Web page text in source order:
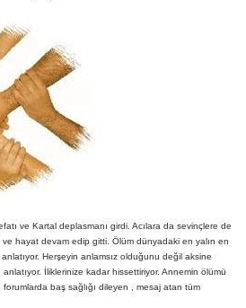
ve Kartal deplasmanı girdi. Acılara da sevinçlere de
hayat devam edip gitti. Ölüm dünyadaki en yalın en
Herşeyin anlamsız olduğunu değil aksine
anlatıyor. İliklerinize kadar hissettiriyor. Annemin ölümü
baş sağlığı dileyen , mesaj atan tüm